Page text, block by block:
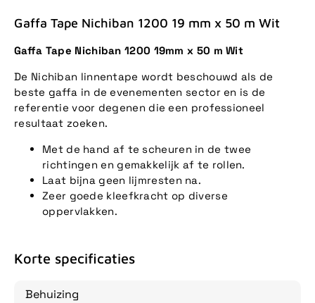
Gaffa Tape Nichiban 1200 19 mm x 50 m Wit
Gaffa Tape Nichiban 1200 19mm x 50 m Wit
De Nichiban linnentape wordt beschouwd als de
beste gaffa in de evenementen sector en is de
referentie voor degenen die een professioneel
resultaat zoeken.
Met de hand af te scheuren in de twee
richtingen en gemakkelijk af te rollen.
Laat bijna geen lijmresten na.
Zeer goede kleefkracht op diverse
oppervlakken.
Korte specificaties
Behuizing